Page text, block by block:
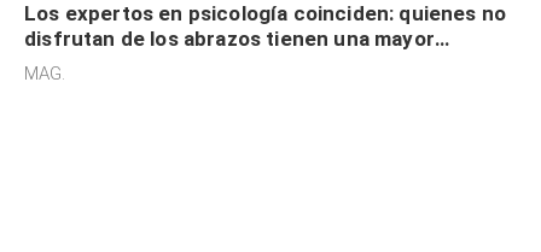
Los expertos en psicología coinciden: quienes no
disfrutan de los abrazos tienen una mayor
sensibilidad a los estímulos físicos y no es por
MAG.